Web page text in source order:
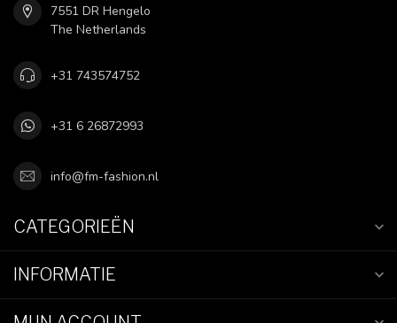
7551 DR Hengelo
The Netherlands
+31 743574752
+31 6 26872993
info@fm-fashion.nl
CATEGORIEËN
INFORMATIE